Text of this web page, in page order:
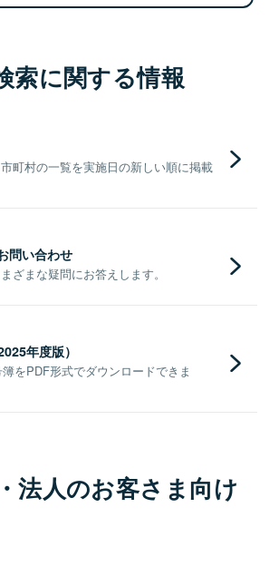
索に関する情報
町村の一覧を実施日の新しい順に掲載
問い合わせ
ざまな疑問にお答えします。
年度版）
をPDF形式でダウンロードできま
法人のお客さま向け